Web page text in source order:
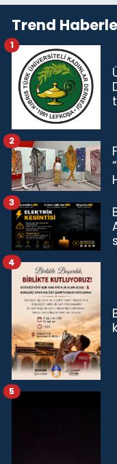
Trend
1
2
3
4
5